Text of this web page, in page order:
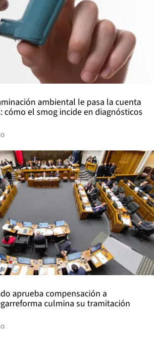
ambiental le pasa la cuenta
cómo el smog incide en diagnósticos
aprueba compensación a
culmina su tramitación